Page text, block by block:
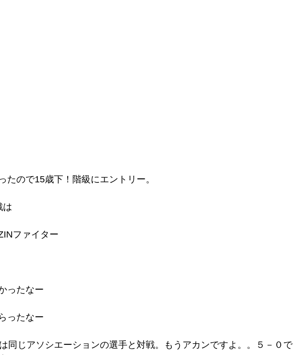
たので15歳下！階級にエントリー。
は
ファイター
ったなー
ったなー
同じアソシエーションの選手と対戦。もうアカンですよ。。５－０で